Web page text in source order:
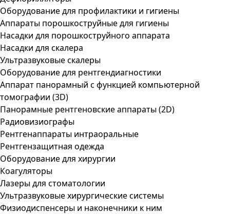
Оборудование для профилактики и гигиены
Аппараты порошкоструйные для гигиены
Насадки для порошкоструйного аппарата
Насадки для скалера
Ультразвуковые скалеры
Оборудование для рентгендиагностики
Аппарат панорамный с функцией компьютерной
томографии (3D)
Панорамные рентгеновские аппараты (2D)
Радиовизиографы
Рентгенаппараты интраоральные
Рентгензащитная одежда
Оборудование для хирургии
Коагуляторы
Лазеры для стоматологии
Ультразвуковые хирургические системы
Физиодиспенсеры и наконечники к ним